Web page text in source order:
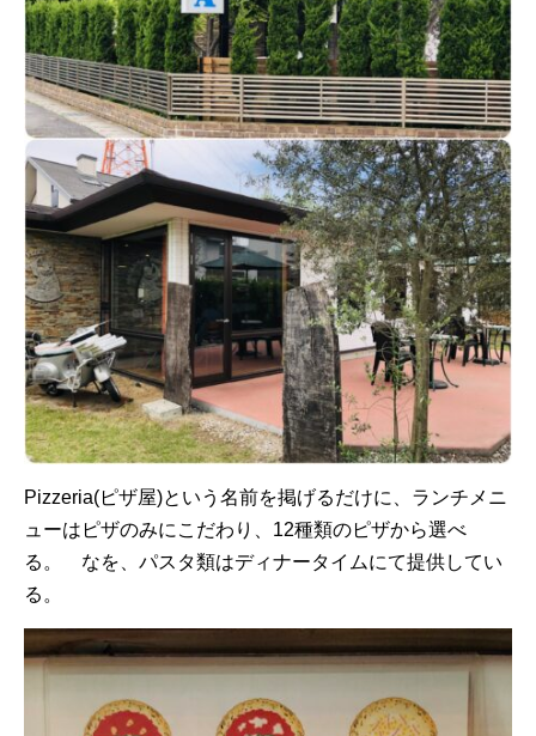
Pizzeria(ピザ屋)という名前を掲げるだけに、ランチメニ
ューはピザのみにこだわり、12種類のピザから選べ
る。 なを、パスタ類はディナータイムにて提供してい
る。